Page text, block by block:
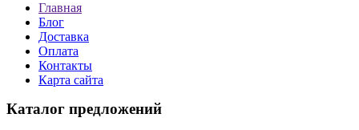
Главная
Блог
Доставка
Оплата
Контакты
Карта сайта
Каталог предложений